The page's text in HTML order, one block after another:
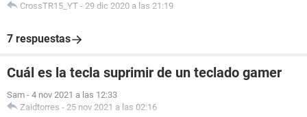
CrossTR15_YT - 29 dic 2020 a las 21:19
7 respuestas
Cuál es la tecla suprimir de un teclado gamer
Sam - 4 nov 2021 a las 12:33
Zaidtorres - 25 nov 2021 a las 02:16